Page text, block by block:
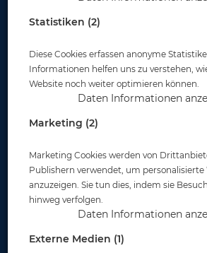
Informationen
Zahlungsmöglichkeiten
Widerruf
Statistiken (2)
Diese Cookies erfassen anonyme
Informationen helfen uns zu verstehen,
Website noch weiter optimieren können.
Daten Informationen
Marketing (2)
Marketing Cookies werden von
Publishern verwendet, um personalisierte
anzuzeigen. Sie tun dies, indem sie
hinweg verfolgen.
Daten Informationen
Externe Medien (1)